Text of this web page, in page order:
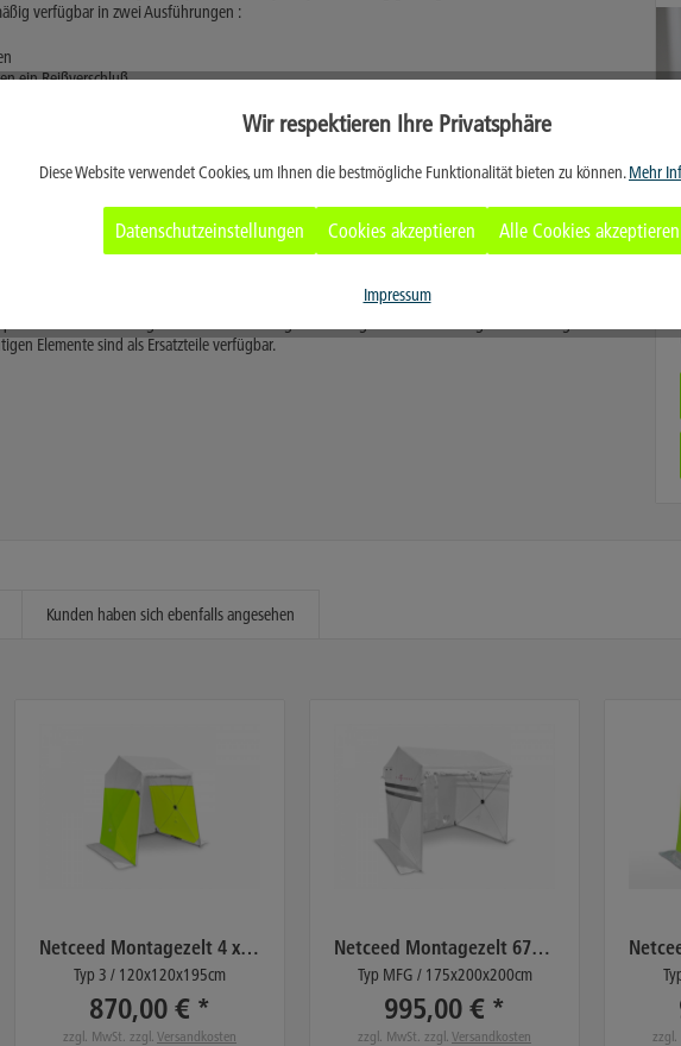
verfügbar in zwei Ausführungen :
ein Reißverschluß
Abmaße in verpacktem Zustand und ihr einfaches Handling.
aufstellen. Durch den Aufbau aus Fiberglasstäben (mind. 5" Durchmesser, je nach
die Seitenwände einfach herausgedrückt und stabilisieren sich durch die Spannung der
verpackt und mit Karabinern verschlossen. Das lästige und umständliche Einschieben in eine
wertvolle Montagezeit. Die Verwendung hochwertiger Materialien sorgt für eine lange
Elemente sind als Ersatzteile verfügbar.
Kunden haben sich ebenfalls angesehen
Netceed Montagezelt 4 x 4 - 3
Typ 3 / 120x120x195cm
870,00 € *
zzgl. MwSt. zzgl. Versandkosten
Netceed Montagezelt 6725TS
Typ MFG / 175x200x200cm
995,00 € *
zzgl. MwSt. zzgl. Versandkosten zzgl.
Wir respektieren Ihre Privatsphäre
Diese Website verwendet Cookies, um Ihnen die bestmögliche Funktionalität bieten zu können.Mehr
Datenschutzeinstellungen Cookies akzeptieren Alle Cookies akzeptieren
Impressum